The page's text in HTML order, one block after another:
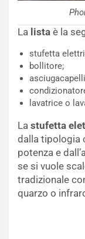
La lista è la
stufetta
bollitore;
lavatrice o
La stufetta
dalla tipologia
potenza e
se si vuole
tradizionale
quarzo o